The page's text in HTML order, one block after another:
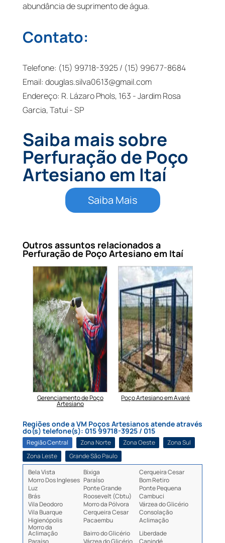
abundância de suprimento de água.
Contato:
Telefone: (15) 99718-3925 / (15) 99677-8684
Email: douglas.silva0613@gmail.com
Endereço: R. Lázaro Phols, 163 - Jardim Rosa
Garcia, Tatuí - SP
Saiba mais sobre
Perfuração de Poço
Artesiano em Itaí
Saiba Mais
Outros assuntos relacionados a
Perfuração de Poço Artesiano em Itaí
Gerenciamento de Poço
Artesiano
Poço Artesiano em Avaré
Regiões onde a VM Poços Artesianos atende através
do(s) telefone(s): 015 99718-3925 / 015
Região Central Zona Norte Zona Oeste
Zona Sul
Zona Leste
Grande São Paulo
Bela Vista
Bixiga
Cerqueira Cesar
Morro Dos Ingleses ParaÍso
Bom Retiro
Luz
Ponte Grande
Ponte Pequena
Brás
Roosevelt (Cbtu)
Cambuci
Vila Deodoro
Morro da Pólvora
Várzea do Glicério
Vila Buarque
Cerqueira Cesar
Consolação
Higienópolis
Pacaembu
Aclimação
Morro da
Aclimação Bairro do Glicério
Liberdade